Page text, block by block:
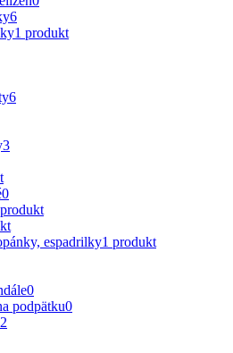
6
1 produkt
6
3
0
espadrilky1 produkt
0
podpätku0
2